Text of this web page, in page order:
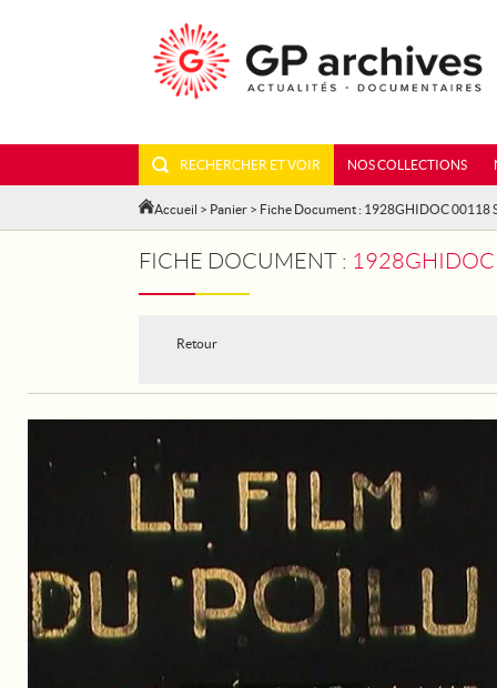
RECHERCHER ET VOIR NOS COLLECTIONS
Accueil > Panier > Fiche Document : 1928GHIDOC 00118
FICHE DOCUMENT : 1928GHIDOC
Retour